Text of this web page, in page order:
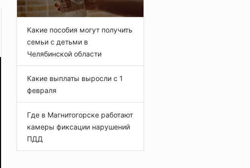
Какие пособия могут получить
семьи с детьми в
Челябинской области
Какие выплаты выросли с 1
февраля
Где в Магнитогорске работают
камеры фиксации нарушений
ПДД